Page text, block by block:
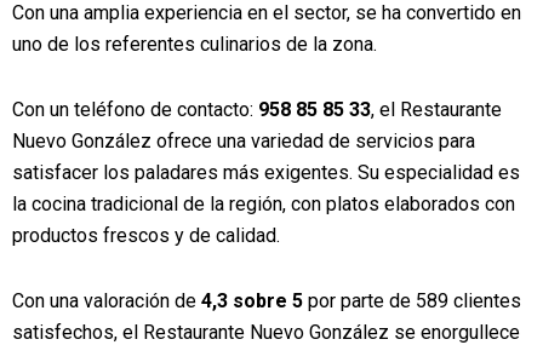
Con una amplia experiencia en el sector, se ha convertido en
uno de los referentes culinarios de la zona.
Con un teléfono de contacto: 958 85 85 33, el Restaurante
Nuevo González ofrece una variedad de servicios para
satisfacer los paladares más exigentes. Su especialidad es
la cocina tradicional de la región, con platos elaborados con
productos frescos y de calidad.
Con una valoración de 4,3 sobre 5 por parte de 589 clientes
satisfechos, el Restaurante Nuevo González se enorgullece